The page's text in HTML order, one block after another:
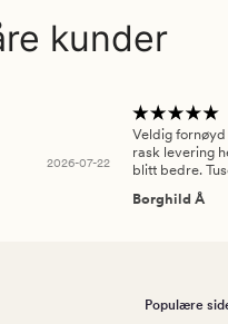
kunder
2026-07-22
Veldig
rask levering
blitt bedre.
Borghild Å
Populære